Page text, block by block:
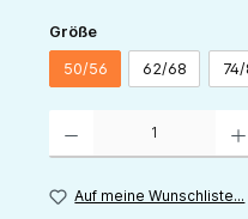
Größeauswählen
50/56 62/68
Auf meine Wunschliste...